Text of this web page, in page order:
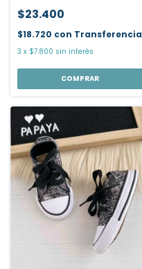
$23.400
$18.720 con Transferencia
3 x $7.800 sin interés
COMPRAR